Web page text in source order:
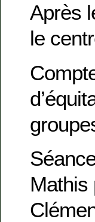
Après
le
Mathis